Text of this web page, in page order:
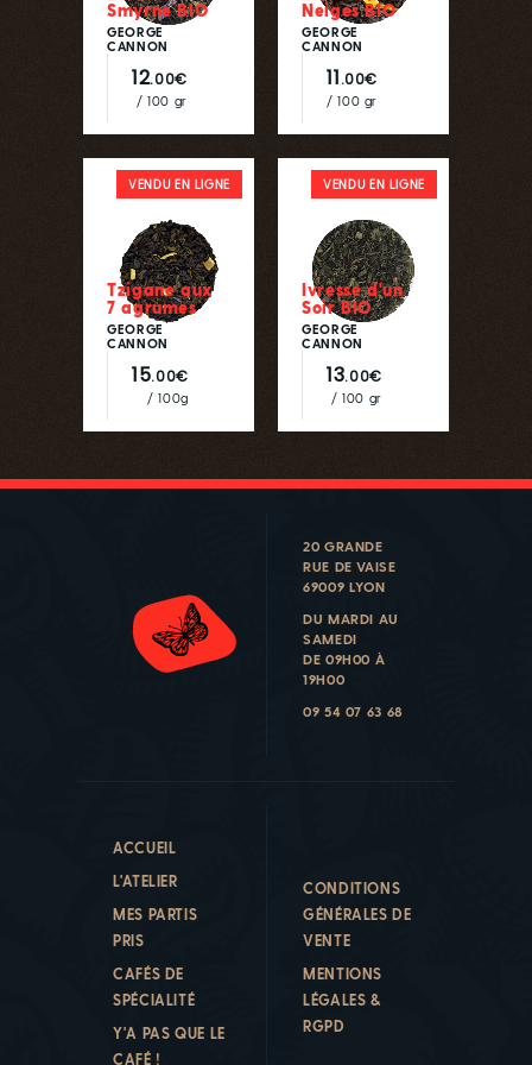
Smyrne BIO
GEORGE
CANNON
12.00€
/ 100 gr
Neiges BIO
GEORGE
CANNON
11.00€
/ 100 gr
VENDU EN LIGNE
Tzigane aux
7 agrumes
GEORGE
CANNON
15.00€
/ 100g
VENDU EN LIGNE
Ivresse d'un
Soir BIO
GEORGE
CANNON
13.00€
/ 100 gr
20 GRANDE
RUE DE VAISE
69009 LYON
DU MARDI AU
SAMEDI
DE 09H00 À
19H00
09 54 07 63 68
ACCUEIL
L'ATELIER
MES PARTIS
PRIS
CAFÉS DE
SPÉCIALITÉ
Y'A PAS QUE LE
CAFÉ !
CONDITIONS
GÉNÉRALES DE
VENTE
MENTIONS
LÉGALES &
RGPD